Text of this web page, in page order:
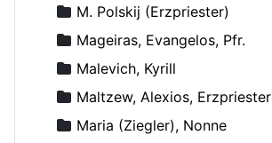
M. Polskij (Erzpriester)
Mageiras, Evangelos, Pfr.
Malevich, Kyrill
Maltzew, Alexios, Erzpriester
Maria (Ziegler), Nonne